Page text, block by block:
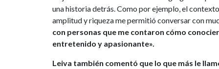
una historia detrás. Como por ejemplo, el
amplitud y riqueza me permitió conversar con
con personas que me contaron cómo
entretenido y apasionante».
Leiva también comentó que lo que más le